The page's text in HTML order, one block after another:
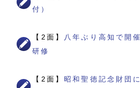
付）
【2面】
八年ぶり高知で開
研修
【2面】 昭和聖徳記念財団